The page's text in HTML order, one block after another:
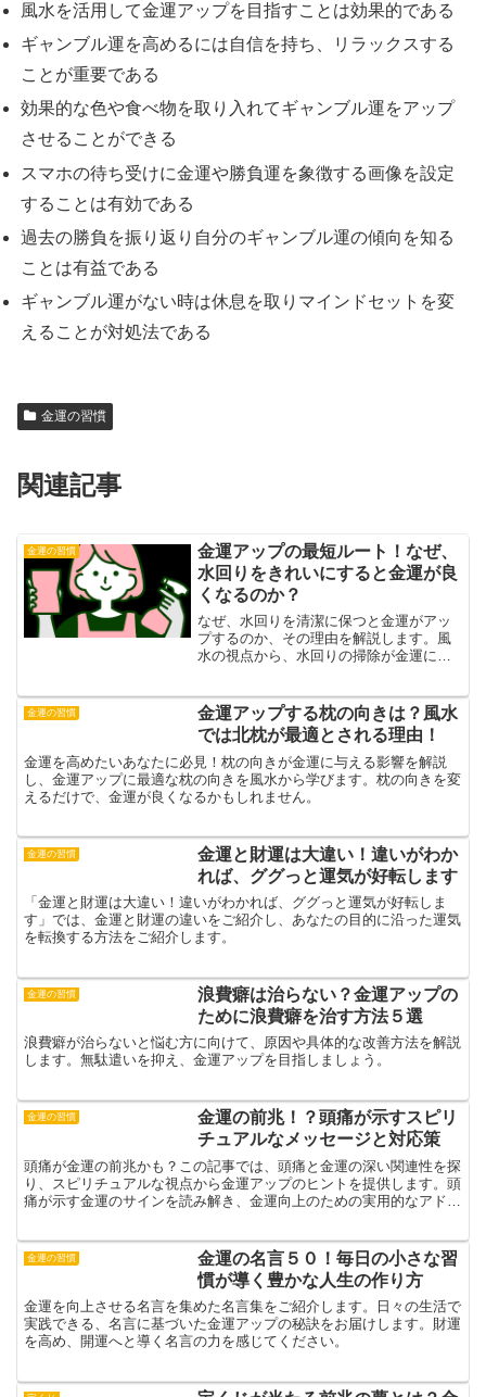
風水を活用して金運アップを目指すことは効果的である
ギャンブル運を高めるには自信を持ち、リラックスする
ことが重要である
効果的な色や食べ物を取り入れてギャンブル運をアップ
させることができる
スマホの待ち受けに金運や勝負運を象徴する画像を設定
することは有効である
過去の勝負を振り返り自分のギャンブル運の傾向を知る
ことは有益である
ギャンブル運がない時は休息を取りマインドセットを変
えることが対処法である
金運の習慣
関連記事
金運の習慣
金運アップの最短ルート！なぜ、
水回りをきれいにすると金運が良
くなるのか？
なぜ、水回りを清潔に保つと金運がアッ
プするのか、その理由を解説します。風
水の視点から、水回りの掃除が金運に与
びましょう。
金運の習慣
金運アップする枕の向きは？風水
では北枕が最適とされる理由！
金運を高めたいあなたに必見！枕の向きが金運に与える影響を解説
し、金運アップに最適な枕の向きを風水から学びます。枕の向きを変
えるだけで、金運が良くなるかもしれません。
金運の習慣
金運と財運は大違い！違いがわか
れば、ググっと運気が好転します
「金運と財運は大違い！違いがわかれば、ググっと運気が好転しま
す」では、金運と財運の違いをご紹介し、あなたの目的に沿った運気
を転換する方法をご紹介します。
金運の習慣
浪費癖は治らない？金運アップの
ために浪費癖を治す方法５選
浪費癖が治らないと悩む方に向けて、原因や具体的な改善方法を解説
します。無駄遣いを抑え、金運アップを目指しましょう。
金運の習慣
金運の前兆！？頭痛が示すスピリ
チュアルなメッセージと対応策
頭痛が金運の前兆かも？この記事では、頭痛と金運の深い関連性を探
り、スピリチュアルな視点から金運アップのヒントを提供します。頭
痛が示す金運のサインを読み解き、金運向上のための実用的なアドバ
金運の習慣
金運の名言５０！毎日の小さな習
慣が導く豊かな人生の作り方
金運を向上させる名言を集めた名言集をご紹介します。日々の生活で
実践できる、名言に基づいた金運アップの秘訣をお届けします。財運
を高め、開運へと導く名言の力を感じてください。